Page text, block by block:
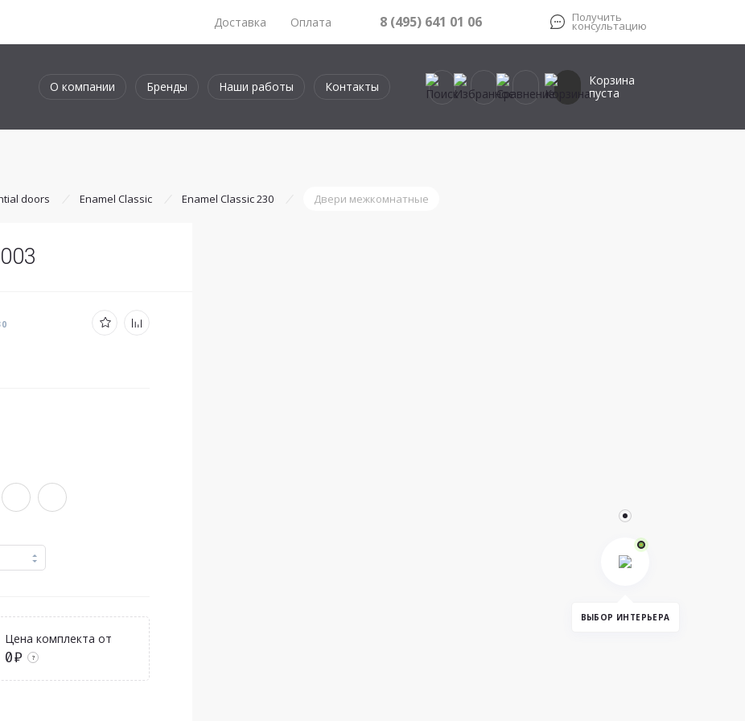
Доставка Оплата 8 (495) 641 01 06 Получить
консультацию
О компании Бренды Наши работы Контакты
Корзина
пуста
doors Enamel Classic Enamel Classic 230 Двери межкомнатные
Цена комплекта от
0₽ ?
ВЫБОР ИНТЕРЬЕРА